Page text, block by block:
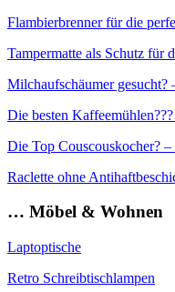
Flambierbrenner für die
Tampermatte als Schutz für
Milchaufschäumer gesucht?
Die besten
Die Top Couscouskocher?
Raclette ohne
… Möbel & Wohnen
Laptoptische
Retro Schreibtischlampen